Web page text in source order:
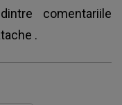
comentariile
.